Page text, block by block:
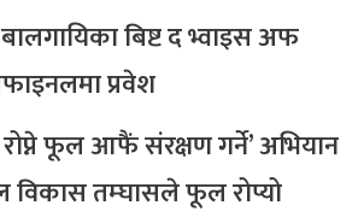
बिष्ट द भ्वाइस अफ
प्रवेश
फूल आफैं संरक्षण गर्ने’ अभियान
विकास तम्घासले फूल रोप्यो